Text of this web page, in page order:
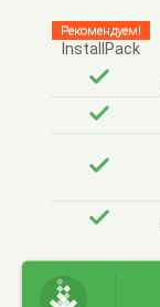
Рекомендуем!
InstallPack